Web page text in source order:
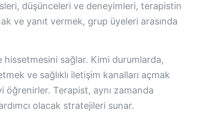
düşünceleri ve deneyimleri, terapistin
ve yanıt vermek, grup üyeleri arasında
sağlar. Kimi durumlarda,
ve sağlıklı iletişim kanalları açmak
öğrenirler. Terapist, aynı zamanda
olacak stratejileri sunar.